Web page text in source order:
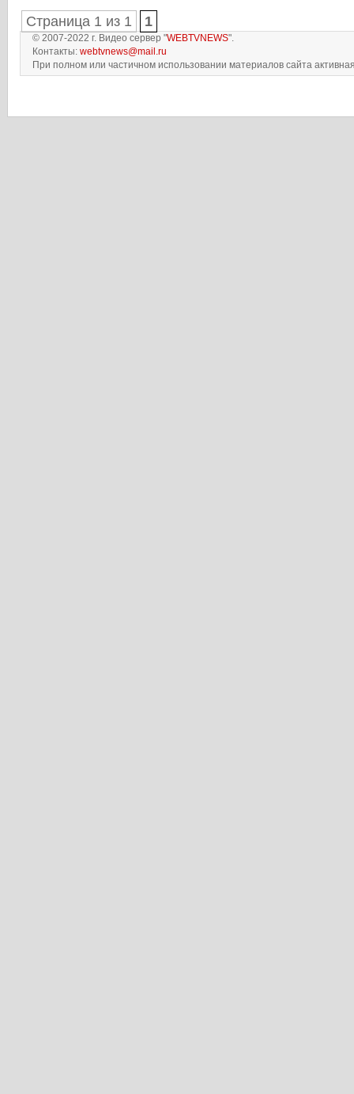
Страница 1 из 1 1
© 2007-2022 г. Видео сервер "WEBTVNEWS".
Контакты: webtvnews@mail.ru
При полном или частичном использовании материалов сайта